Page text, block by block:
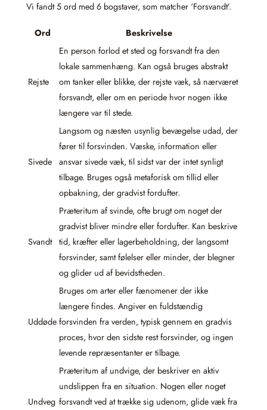
Vi fandt 5 ord med 6 bogstaver, som matcher ‘Forsvandt’.
Ord Beskrivelse
Rejste
En person forlod et sted og forsvandt fra den
lokale sammenhæng. Kan også bruges abstrakt
om tanker eller blikke, der rejste væk, så nærværet
forsvandt, eller om en periode hvor nogen ikke
længere var til stede.
Sivede
Langsom og næsten usynlig bevægelse udad, der
fører til forsvinden. Væske, information eller
ansvar sivede væk, til sidst var der intet synligt
tilbage. Bruges også metaforisk om tillid eller
opbakning, der gradvist fordufter.
Svandt
Præteritum af svinde, ofte brugt om noget der
gradvist bliver mindre eller fordufter. Kan beskrive
tid, kræfter eller lagerbeholdning, der langsomt
forsvinder, samt følelser eller minder, der blegner
og glider ud af bevidstheden.
Uddøde
Bruges om arter eller fænomener der ikke
længere findes. Angiver en fuldstændig
forsvinden fra verden, typisk gennem en gradvis
proces, hvor den sidste rest forsvinder, og ingen
levende repræsentanter er tilbage.
Undveg
Præteritum af undvige, der beskriver en aktiv
undslippen fra en situation. Nogen eller noget
forsvandt ved at trække sig udenom, glide væk fra